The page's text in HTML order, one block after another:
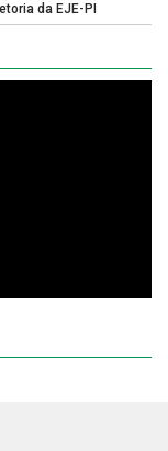
da EJE-PI